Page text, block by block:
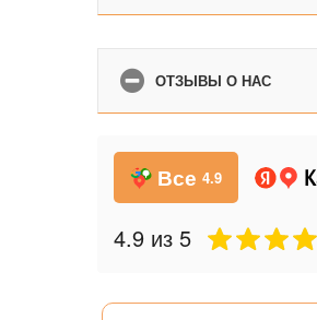
ОТЗЫВЫ О НАС
Все 4.9
4.9из 5